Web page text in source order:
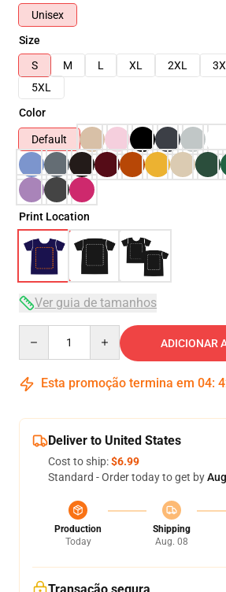
Unisex
Size
S
M L XL 2XL
5XL
Color
Default
Print Location
Ver guia de tamanhos
ADICIONAR
Esta promoção termina em 04:
Deliver to United States
Cost to ship:$6.99
Standard - Order today to get by
Production
Today
Shipping
Aug. 08